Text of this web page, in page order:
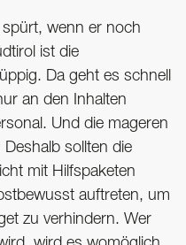
wenn er noch
ist die
Da geht es schnell
an den Inhalten
Und die mageren
sollten die
mit Hilfspaketen
auftreten, um
zu verhindern. Wer